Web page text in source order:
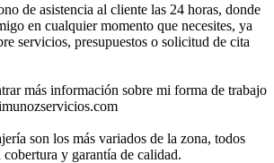
de asistencia al cliente las 24 horas, donde
en cualquier momento que necesites, ya
servicios, presupuestos o solicitud de cita
más información sobre mi forma de trabajo
son los más variados de la zona, todos
y garantía de calidad.